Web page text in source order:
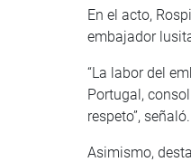
En el acto,
embajador
“La labor del
Portugal,
respeto”, señaló.
Asimismo,